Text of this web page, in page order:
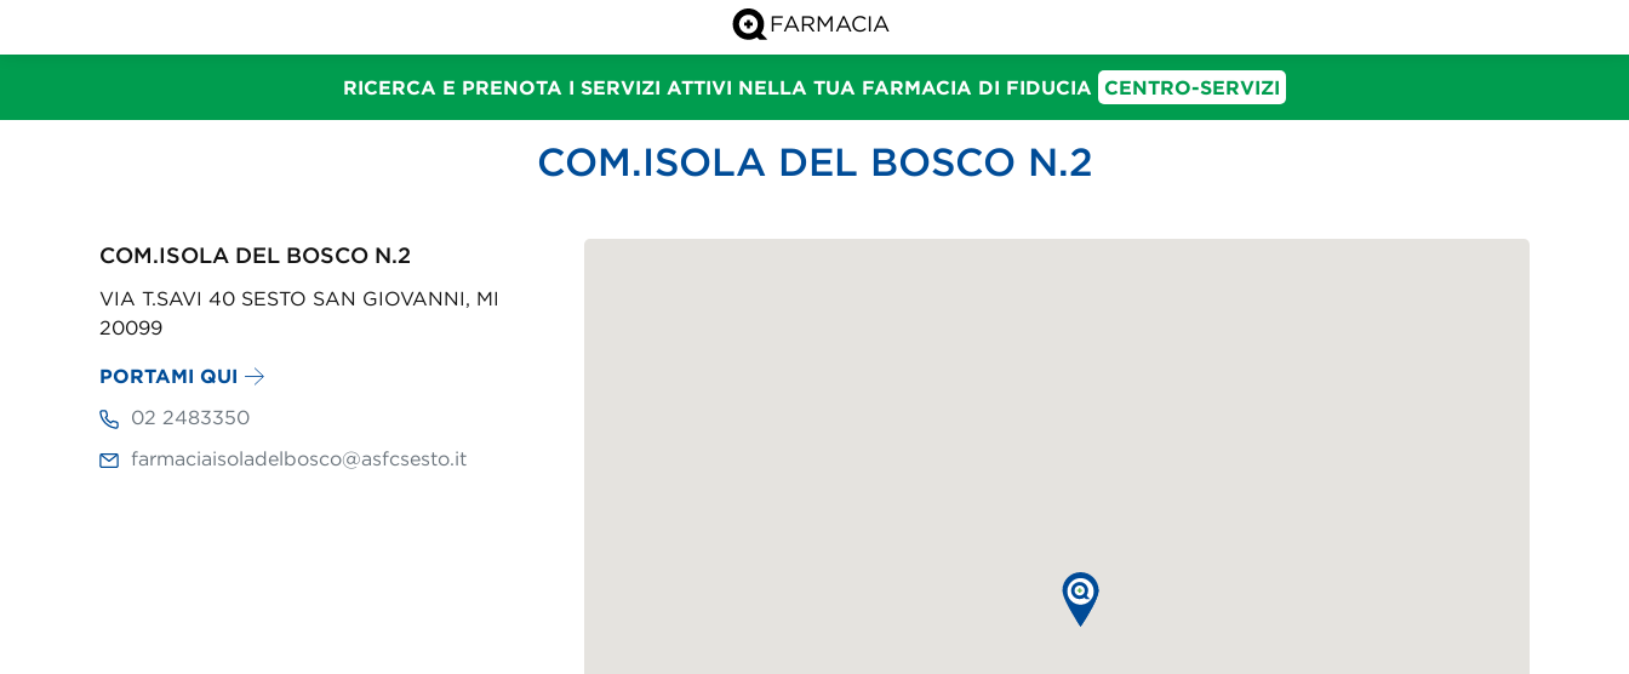
RICERCA E PRENOTA I SERVIZI ATTIVI NELLA TUA FARMACIA DI FIDUCIA CENTRO-SERVIZI
COM.ISOLA DEL BOSCO N.2
COM.ISOLA DEL BOSCO N.2
VIA T.SAVI 40 SESTO SAN GIOVANNI, MI
20099
PORTAMI QUI
02 2483350
farmaciaisoladelbosco@asfcsesto.it